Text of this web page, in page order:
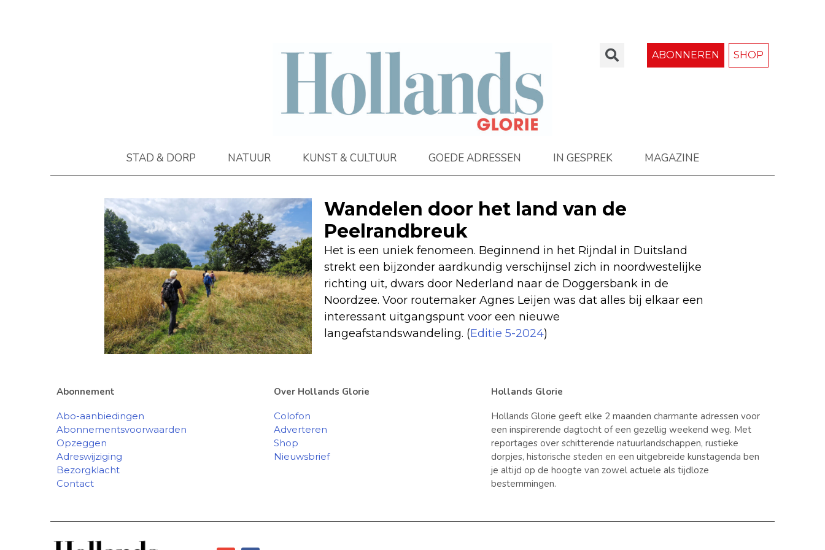
ABONNEREN SHOP
STAD & DORP NATUUR KUNST & CULTUUR GOEDE ADRESSEN IN GESPREK MAGAZINE
Wandelen door het land van de
Peelrandbreuk
Het is een uniek fenomeen. Beginnend in het Rijndal in Duitsland
strekt een bijzonder aardkundig verschijnsel zich in noordwestelijke
richting uit, dwars door Nederland naar de Doggersbank in de
Noordzee. Voor routemaker Agnes Leijen was dat alles bij elkaar een
interessant uitgangspunt voor een nieuwe
langeafstandswandeling. (Editie 5-2024)
Abonnement
Abo-aanbiedingen
Abonnementsvoorwaarden
Opzeggen
Adreswijziging
Bezorgklacht
Contact
Over Hollands Glorie
Colofon
Adverteren
Shop
Nieuwsbrief
Hollands Glorie
Hollands Glorie geeft elke 2 maanden charmante adressen voor
een inspirerende dagtocht of een gezellig weekend weg. Met
reportages over schitterende natuurlandschappen, rustieke
dorpjes, historische steden en een uitgebreide kunstagenda ben
je altijd op de hoogte van zowel actuele als tijdloze
bestemmingen.